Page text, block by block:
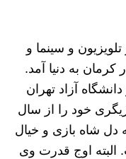
تلویزیون و سینما و
می باشد. وی در سال 1352 در کرمان به دنیا آمد.
آزاد تهران
خود را از سال
دل شاه بازی و خیال
البته اوج قدرت وی